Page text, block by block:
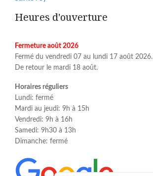
Heures d'ouverture
Fermeture août 2026
Fermé du vendredi 07 au lundi 17 août 2026.
De retour le mardi 18 août.
Horaires réguliers
Lundi: fermé
Mardi au jeudi: 9h à 15h
Vendredi: 9h à 16h
Samedi: 9h30 à 13h
Dimanche: fermé